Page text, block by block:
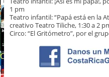
1 pm
Teatro infantil: “Papá está en la
creativo Teatro Tiliche, 1:30 a 2
Circo: “El Gritómetro”, por el